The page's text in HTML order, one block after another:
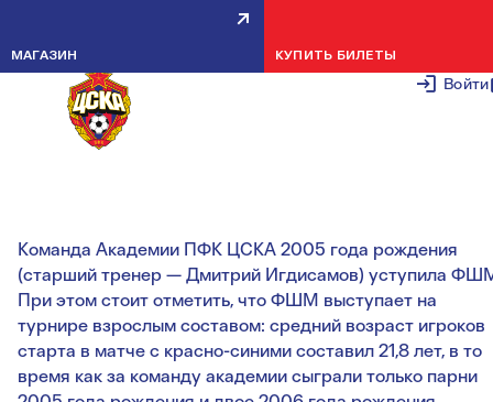
Войти
МАГАЗИН КУПИТЬ БИЛЕТЫ
ВЫПУСКНОЙ ВОЗРАСТ
ФШМ В КУБКЕ ПРЕЗИДЕНТА
МФФ
Команда Академии ПФК ЦСКА 2005 года рождения
(старший тренер — Дмитрий Игдисамов) уступила
При этом стоит отметить, что ФШМ выступает на
турнире взрослым составом: средний возраст игроков
старта в матче с красно-синими составил 21,8 лет, в то
время как за команду академии сыграли только парни